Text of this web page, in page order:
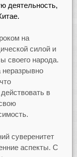
деятельность,
на
силой и
своего народа.
неразрывно
в
суверенитет
аспекты. С